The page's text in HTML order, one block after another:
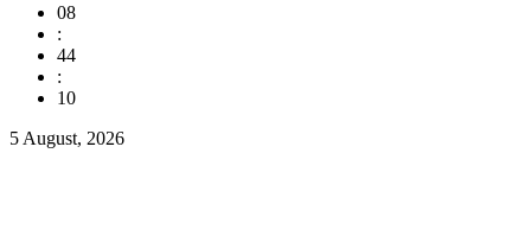
08
:
44
:
11
5 August, 2026